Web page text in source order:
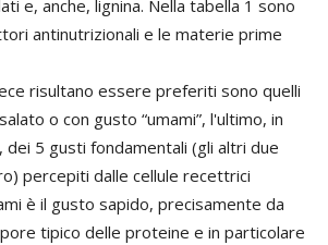
e, anche, lignina. Nella tabella 1 sono
antinutrizionali e le materie prime
risultano essere preferiti sono quelli
o con gusto “umami”, l'ultimo, in
5 gusti fondamentali (gli altri due
percepiti dalle cellule recettrici
è il gusto sapido, precisamente da
tipico delle proteine e in particolare